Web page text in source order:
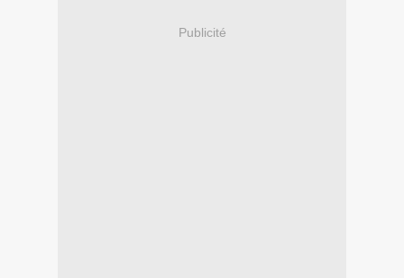
Publicité